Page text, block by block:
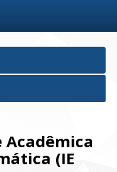
Acadêmica
(IE